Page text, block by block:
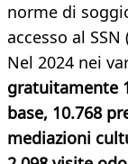
norme di
accesso al
Nel 2024 nei
gratuitamente
base, 10.768
mediazioni